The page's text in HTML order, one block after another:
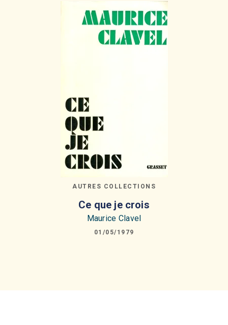
AUTRES COLLECTIONS
Ce que je crois
Maurice Clavel
01/05/1979